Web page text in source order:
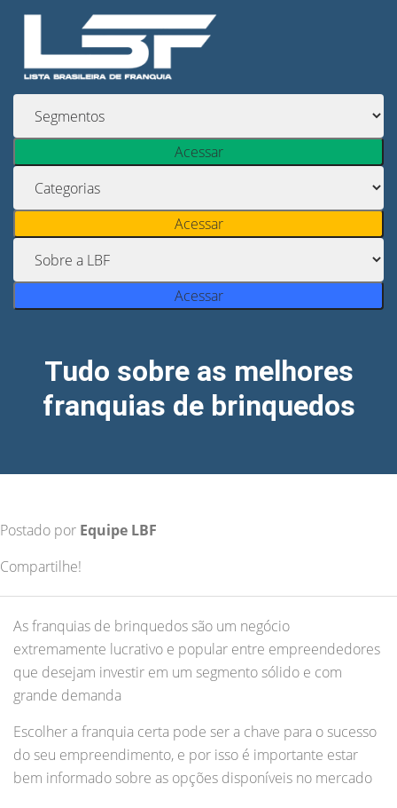
Acessar
Acessar
Acessar
Tudo sobre as melhores
franquias de brinquedos
Postado por Equipe LBF
Compartilhe!
As franquias de brinquedos são um negócio
extremamente lucrativo e popular entre empreendedores
que desejam investir em um segmento sólido e com
grande demanda
Escolher a franquia certa pode ser a chave para o sucesso
do seu empreendimento, e por isso é importante estar
bem informado sobre as opções disponíveis no mercado